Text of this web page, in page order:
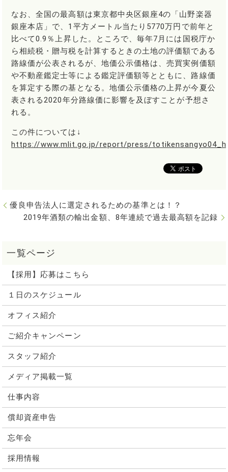
なお、全国の最高額は東京都中央区銀座4の「山野楽器
銀座本店」で、1平方メートル当たり5770万円で前年と
比べて0.9％上昇した。ところで、毎年7月には国税庁か
ら相続税・贈与税を計算するときの土地の評価額である
路線価が公表されるが、地価公示価格は、売買実例価額
や不動産鑑定士等による鑑定評価額等とともに、路線価
を算定する際の基となる。地価公示価格の上昇が今夏公
表される2020年分路線価に影響を及ぼすことが予想さ
れる。
この件については↓
https://www.mlit.go.jp/report/press/
優良申告法人に選定されるための基準とは！？
2019年酒類の輸出金額、8年連続で過去最高額を記録
【採用】応募はこちら
１日のスケジュール
オフィス紹介
ご紹介キャンペーン
スタッフ紹介
メディア掲載一覧
仕事内容
償却資産申告
忘年会
採用情報